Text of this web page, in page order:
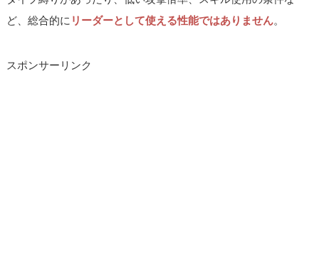
ど、総合的に リーダーとして使える性能ではありません。
スポンサーリンク